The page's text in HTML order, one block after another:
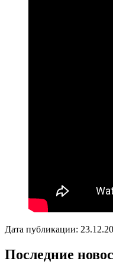
Дата публикации:
Последние